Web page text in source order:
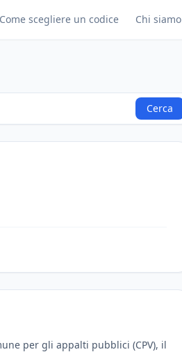
Come scegliere un codice Chi siamo
Cerca
per gli appalti pubblici (CPV), il